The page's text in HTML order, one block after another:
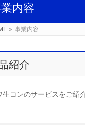
内容
» 事業内容
紹介
生コンのサービスをご紹